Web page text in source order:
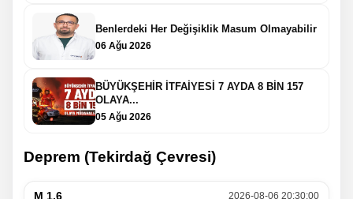
Benlerdeki Her Değişiklik Masum Olmayabilir
06 Ağu 2026
BÜYÜKŞEHİR İTFAİYESİ 7 AYDA 8 BİN 157
OLAYA...
05 Ağu 2026
Deprem (Tekirdağ Çevresi)
M 1.6 2026-08-06 20:30:00